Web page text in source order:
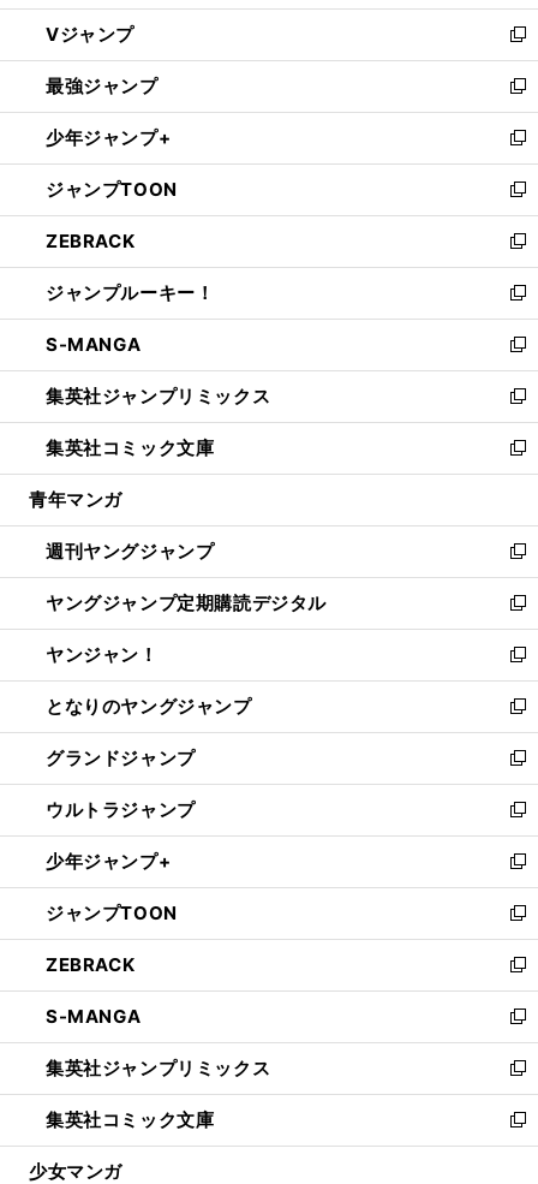
ウ
ィ
ン
ド
ウ
で
開
く
し
い
ウ
ィ
ン
ド
ウ
で
開
く
Vジャンプ
新
し
い
ウ
ィ
ン
ド
ウ
で
開
く
最強ジャンプ
新
し
い
ウ
ィ
ン
ド
ウ
で
開
く
少年ジャンプ+
新
し
い
ウ
ィ
ン
ド
ウ
で
開
く
ジャンプTOON
新
し
い
ウ
ィ
ン
ド
ウ
で
開
く
ZEBRACK
新
し
い
ウ
ィ
ン
ド
ウ
で
開
ジャンプルーキー！
新
し
い
ウ
ィ
ン
ド
ウ
開
く
S-MANGA
新
し
い
ウ
ィ
ン
ウ
で
開
く
集英社ジャンプリミックス
新
し
い
ウ
ン
ド
ウ
で
開
く
集英社コミック文庫
新
し
ウ
ィ
ン
ド
ウ
で
開
く
青年マンガ
週刊ヤングジャンプ
新
し
い
ウ
ィ
ン
ド
ウ
で
開
く
ヤングジャンプ定期購読デジタル
新
し
い
ウ
ィ
ン
ド
ウ
で
開
く
ヤンジャン！
新
し
い
ウ
ィ
ン
ド
ウ
で
開
く
となりのヤングジャンプ
新
し
い
ウ
ィ
ン
ド
ウ
で
開
く
グランドジャンプ
新
し
い
ウ
ィ
ン
ド
ウ
で
開
く
ウルトラジャンプ
新
し
い
ウ
ィ
ン
ド
ウ
で
開
く
少年ジャンプ+
新
し
い
ウ
ィ
ン
ド
ウ
で
開
く
ジャンプTOON
新
し
い
ウ
ィ
ン
ド
ウ
で
開
ZEBRACK
新
し
い
ウ
ィ
ン
ド
ウ
S-MANGA
新
し
い
ウ
ィ
ン
集英社ジャンプリミックス
新
し
い
ウ
集英社コミック文庫
新
し
少女マンガ